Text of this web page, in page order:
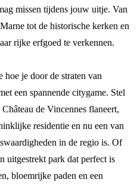
missen tijdens jouw uitje. Van
tot de historische kerken en
rijke erfgoed te verkennen.
hoe je door de straten van
een spannende citygame. Stel
de Vincennes flaneert,
residentie en nu een van
in de regio is. Of
uitgestrekt park dat perfect is
bloemrijke paden en een